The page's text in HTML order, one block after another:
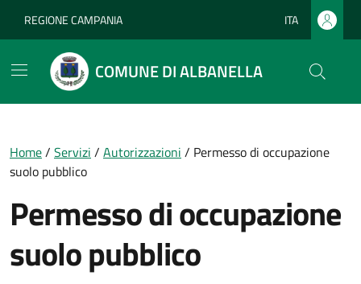
REGIONE CAMPANIA Lingua attiva:
ITA
COMUNE DI ALBANELLA
Home/ Servizi / Autorizzazioni / Permesso di occupazione
suolo pubblico
Permesso di occupazione
suolo pubblico